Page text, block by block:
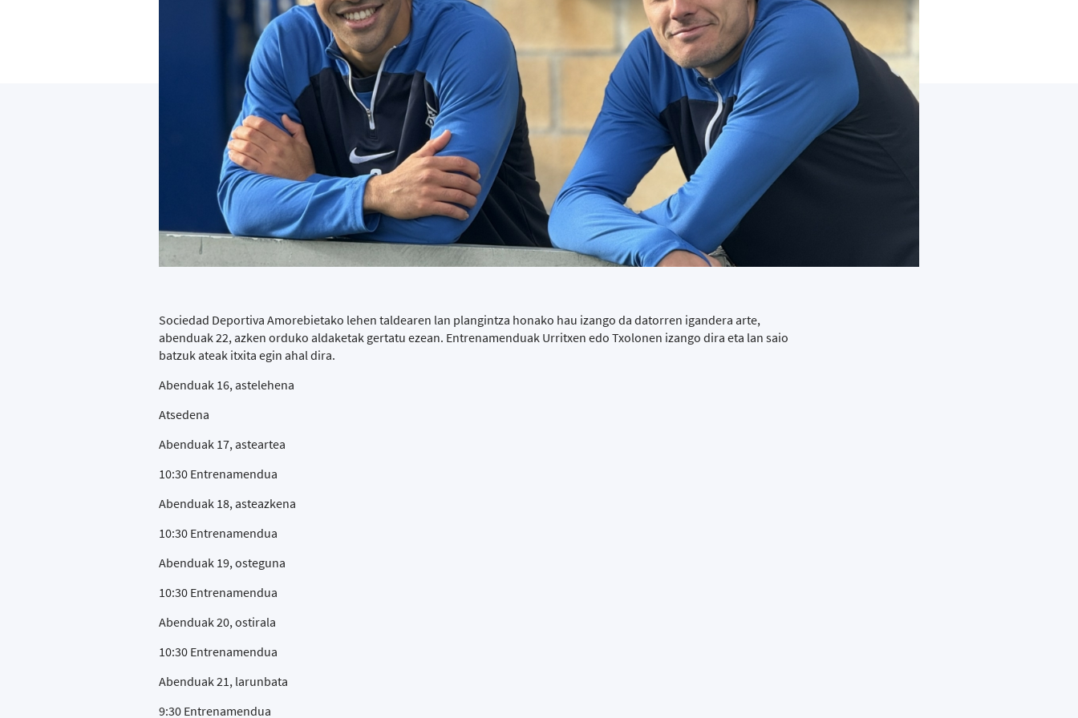
Sociedad Deportiva Amorebietako lehen taldearen lan plangintza honako hau izango da datorren igandera arte,
abenduak 22, azken orduko aldaketak gertatu ezean. Entrenamenduak Urritxen edo Txolonen izango dira eta lan saio
batzuk ateak itxita egin ahal dira.
Abenduak 16, astelehena
Atsedena
Abenduak 17, asteartea
10:30 Entrenamendua
Abenduak 18, asteazkena
10:30 Entrenamendua
Abenduak 19, osteguna
10:30 Entrenamendua
Abenduak 20, ostirala
10:30 Entrenamendua
Abenduak 21, larunbata
9:30 Entrenamendua